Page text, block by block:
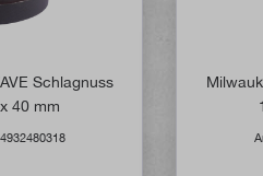
Schlagnuss
40 mm
4932480318